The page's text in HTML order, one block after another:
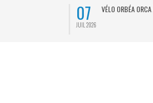
07
JUIL 2026
VÉLO ORBÉA